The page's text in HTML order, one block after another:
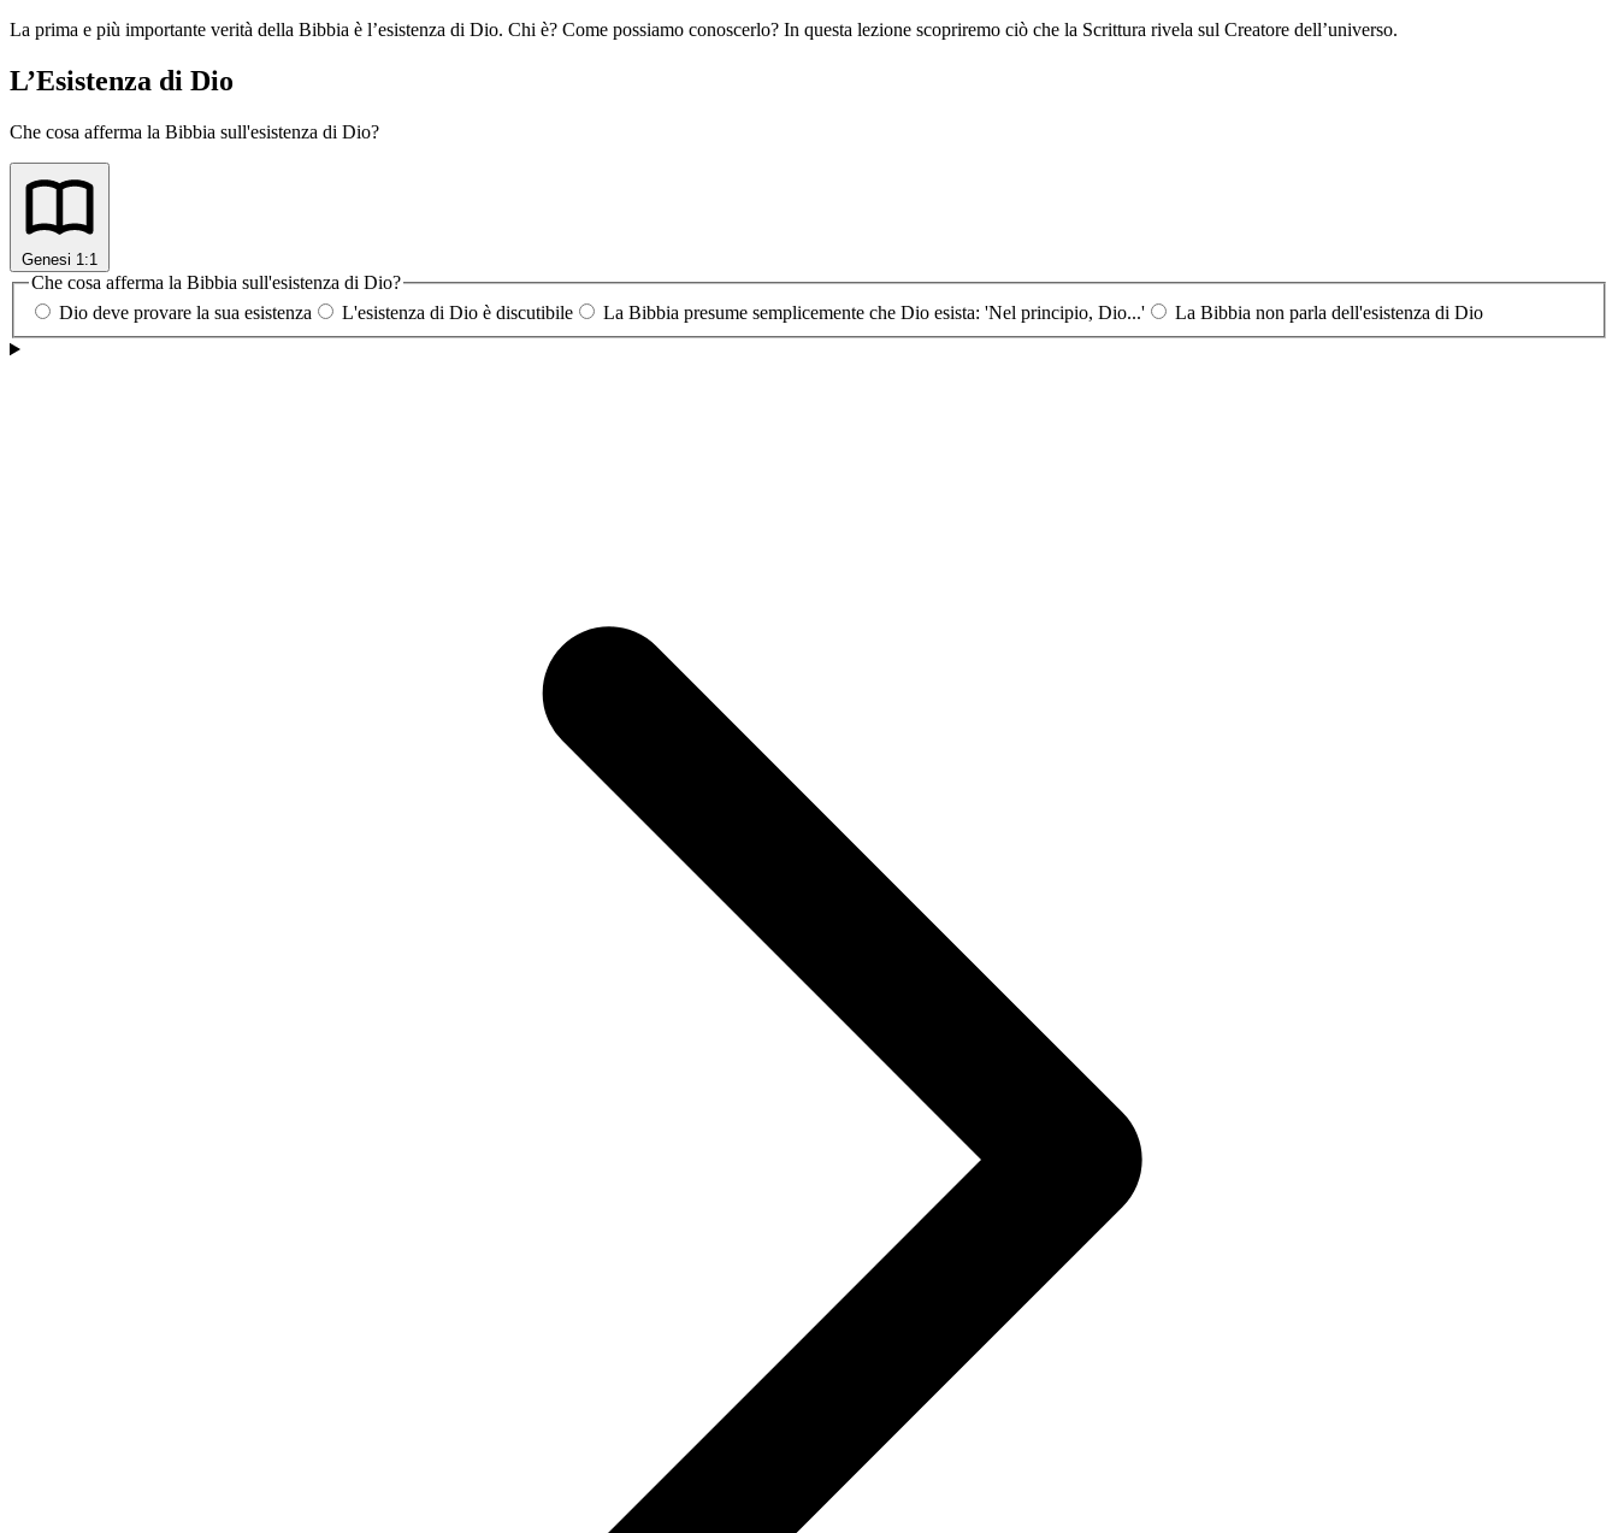
La prima e più importante verità della Bibbia è l’esistenza di Dio. Chi è? Come possiamo conoscerlo? In questa lezione scopriremo ciò che la Scrittura rivela sul Creatore dell’universo.
L’Esistenza di Dio
Che cosa afferma la Bibbia sull'esistenza di Dio?
Genesi 1:1
Che cosa afferma la Bibbia sull'esistenza di Dio?
Dio deve provare la sua esistenza
L'esistenza di Dio è discutibile La Bibbia presume semplicemente che Dio esista: 'Nel principio, Dio...' La Bibbia non parla dell'esistenza di Dio